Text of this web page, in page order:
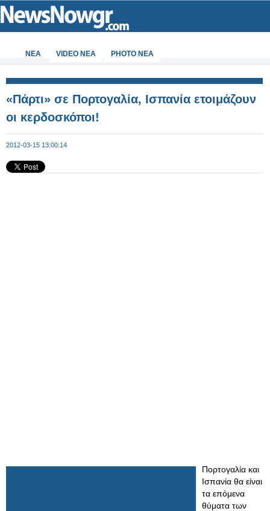
ΝΕΑ VIDEO NEA PHOTO NEA
«Πάρτι» σε Πορτογαλία, Ισπανία ετοιμάζουν
οι κερδοσκόποι!
2012-03-15 13:00:14
Πορτογαλία και
Ισπανία θα είναι
τα επόμενα
θύματα των